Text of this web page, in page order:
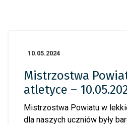
10.05.2024
Mistrzostwa
atletyce –
Mistrzostwa Powiatu w
dla naszych uczniów były